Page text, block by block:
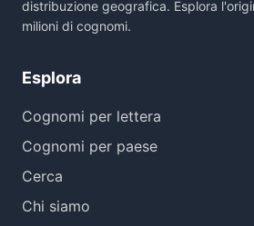
distribuzione geografica. Esplora
milioni di cognomi.
Esplora
Cognomi per lettera
Cognomi per paese
Cerca
Chi siamo